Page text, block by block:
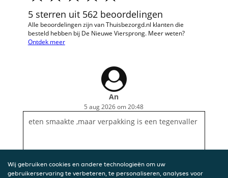
5 sterren uit 562 beoordelingen
Alle beoordelingen zijn van Thuisbezorgd.nl klanten die
besteld hebben bij De Nieuwe Viersprong. Meer weten?
Ontdek meer
An
5 aug 2026 om 20:48
eten smaakte ,maar verpakking is een tegenvaller
Wij gebruiken cookies en andere technologieën om uw
gebruikerservaring te verbeteren, te personaliseren, analyses voor